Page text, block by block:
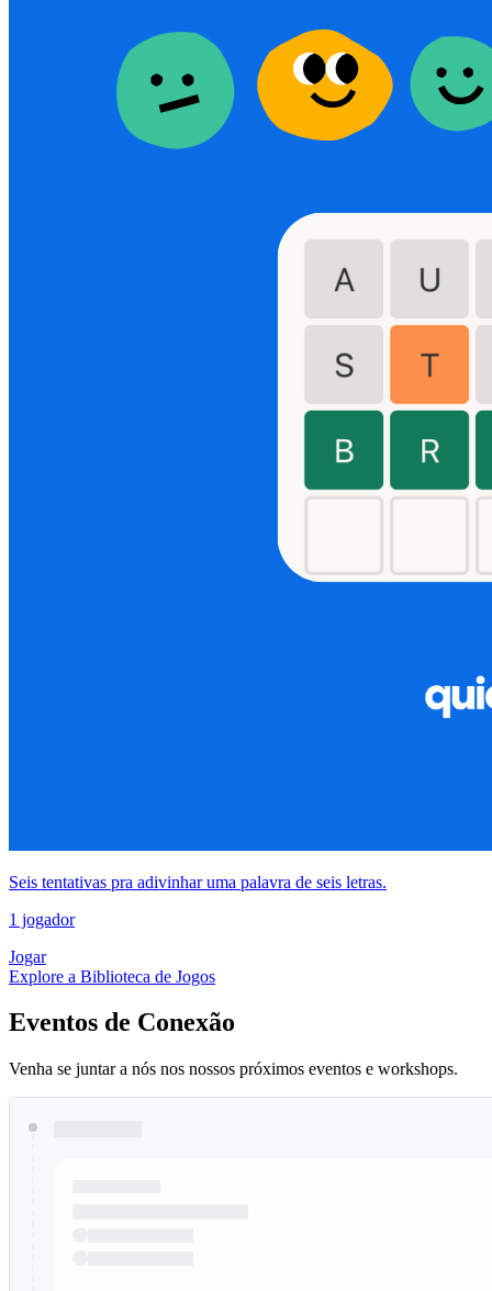
Seis tentativas pra adivinhar uma palavra de seis letras.
1 jogador
Jogar
Explore a Biblioteca de Jogos
Eventos de Conexão
Venha se juntar a nós nos nossos próximos eventos e workshops.